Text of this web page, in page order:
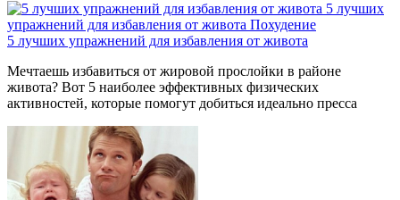
5 лучших
упражнений для избавления от живота Похудение
5 лучших упражнений для избавления от живота
Мечтаешь избавиться от жировой прослойки в районе
живота? Вот 5 наиболее эффективных физических
активностей, которые помогут добиться идеально пресса